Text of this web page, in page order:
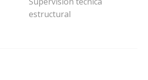
estructural